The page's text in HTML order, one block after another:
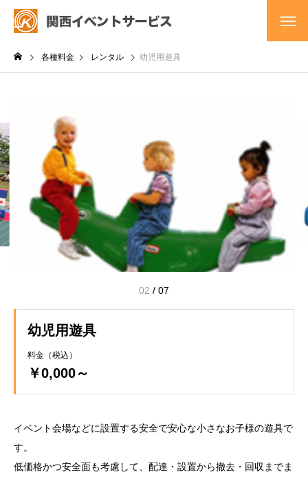
各種料金 レンタル 幼児用遊具
02 / 07
幼児用遊具
料金（税込）
￥0,000～
イベント会場などに設置する安全で安心な小さなお子様の遊具で
す。
低価格かつ安全面も考慮して、配達・設置から撤去・回収までま